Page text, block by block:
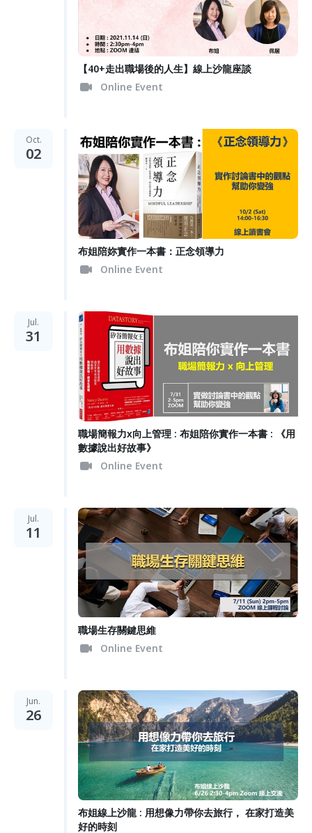
【40+走出職場後的人生】線上沙龍座談
Online Event
Oct.
02
布姐陪妳實作一本書：正念領導力
Online Event
Jul.
31
職場簡報力x向上管理 : 布姐陪你實作一本書 : 《用
數據說出好故事》
Online Event
Jul.
11
職場生存關鍵思維
Online Event
Jun.
26
布姐線上沙龍 : 用想像力帶你去旅行， 在家打造美
好的時刻